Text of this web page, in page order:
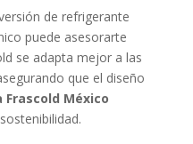
de refrigerante
puede asesorarte
se adapta mejor a las
que el diseño
México